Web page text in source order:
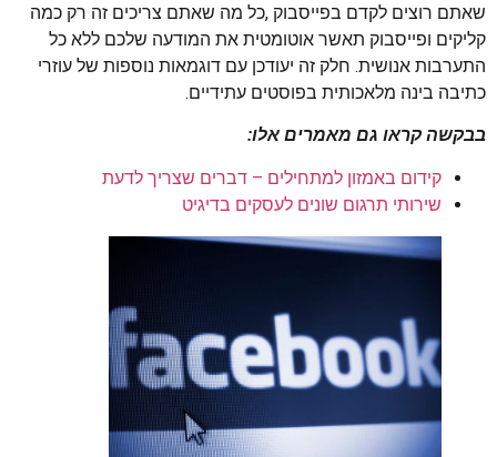
שאתם רוצים לקדם בפייסבוק ,כל מה שאתם צריכים זה רק כמה
קליקים ופייסבוק תאשר אוטומטית את המודעה שלכם ללא כל
התערבות אנושית. חלק זה יעודכן עם דוגמאות נוספות של עוזרי
כתיבה בינה מלאכותית בפוסטים עתידיים.
בבקשה קראו גם מאמרים אלו:
קידום באמזון למתחילים – דברים שצריך לדעת
שירותי תרגום שונים לעסקים בדיגיט